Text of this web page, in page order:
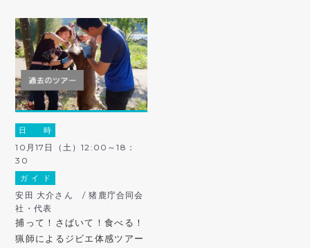
日 時
10月17日（土）12:00～18：
30
ガ イ ド
安田 大介さん / 猪鹿庁合同会
社・代表
捕って！さばいて！食べる！
猟師によるジビエ体感ツアー